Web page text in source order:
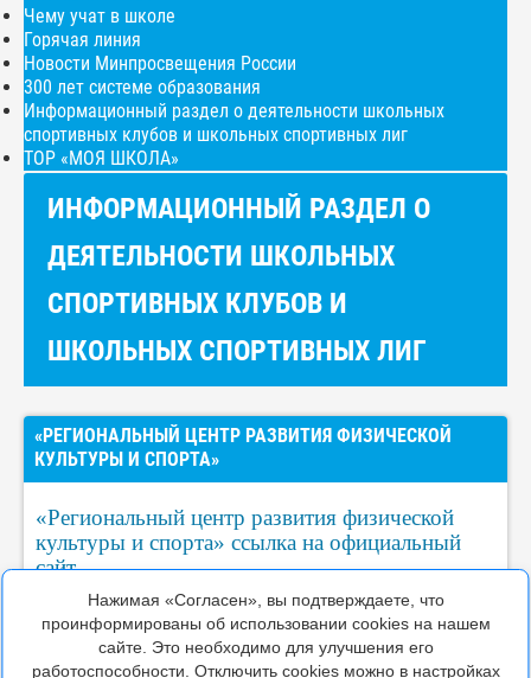
Чему учат в школе
Горячая линия
Новости Минпросвещения России
300 лет системе образования
Информационный раздел о деятельности школьных
спортивных клубов и школьных спортивных лиг
ТОР «МОЯ ШКОЛА»
ИНФОРМАЦИОННЫЙ РАЗДЕЛ О
ДЕЯТЕЛЬНОСТИ ШКОЛЬНЫХ
СПОРТИВНЫХ КЛУБОВ И
ШКОЛЬНЫХ СПОРТИВНЫХ ЛИГ
«РЕГИОНАЛЬНЫЙ ЦЕНТР РАЗВИТИЯ ФИЗИЧЕСКОЙ
КУЛЬТУРЫ И СПОРТА»
«Региональный центр развития физической
культуры и спорта» ссылка на официальный
сайт
Нажимая «Согласен», вы подтверждаете, что
проинформированы об использовании cookies на нашем
сайте. Это необходимо для улучшения его
работоспособности. Отключить cookies можно в настройках